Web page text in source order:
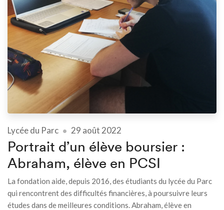
Lycée du Parc 29 août 2022
Portrait d’un élève boursier :
Abraham, élève en PCSI
La fondation aide, depuis 2016, des étudiants du lycée du Parc
qui rencontrent des difficultés financières, à poursuivre leurs
études dans de meilleures conditions. Abraham, élève en